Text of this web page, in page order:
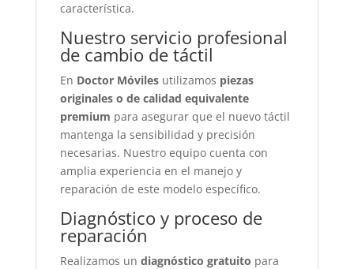
característica.
Nuestro servicio profesional
de cambio de táctil
En Doctor Móvilesutilizamos piezas
originales o de calidad equivalente
premium para asegurar que el nuevo táctil
mantenga la sensibilidad y precisión
necesarias. Nuestro equipo cuenta con
amplia experiencia en el manejo y
reparación de este modelo específico.
Diagnóstico y proceso de
reparación
Realizamos un diagnóstico gratuito para